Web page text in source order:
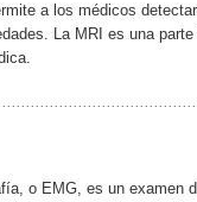
a los médicos
La MRI es una
o EMG, es un examen